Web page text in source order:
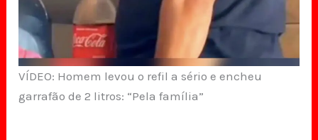
VÍDEO: Homem levou o refil a sério e encheu
garrafão de 2 litros: “Pela família”